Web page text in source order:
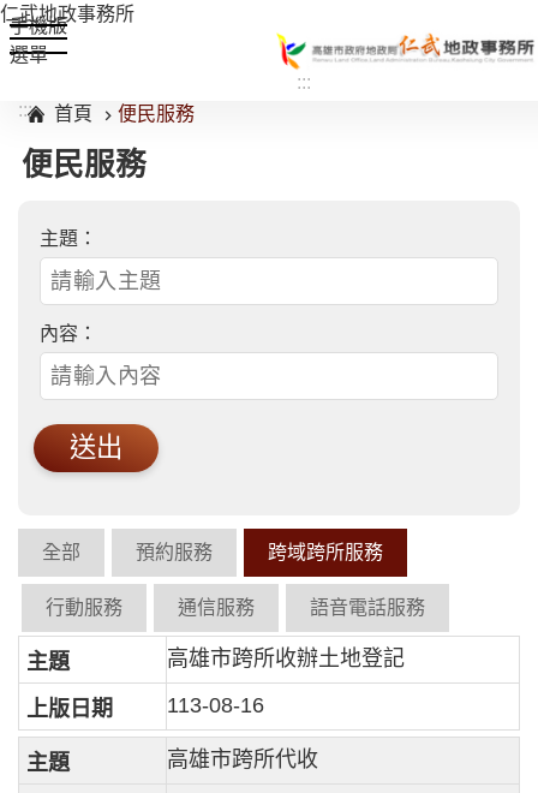
跳到主要內容區塊
手機版
選單
仁武地政事務所
:::
:::
首頁 便民服務
便民服務
主題：
內容：
全部 預約服務 跨域跨所服務
行動服務 通信服務 語音電話服務
高雄市跨所收辦土地登記
113-08-16
高雄市跨所代收